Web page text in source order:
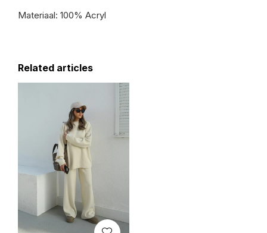
Materiaal: 100% Acryl
Related articles